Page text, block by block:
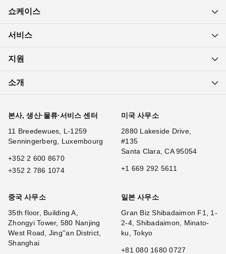
쇼케이스
서비스
지원
소개
본사, 생산·물류·서비스 센터
11 Breedewues, L-1259
Senningerberg, Luxembourg
+352 2 600 8670
+352 2 786 1074
미국 사무소
2880 Lakeside Drive,
#135
Santa Clara, CA 95054
+1 669 292 5611
중국 사무소
35th floor, Building A,
Zhongyi Tower, 580 Nanjing
West Road, Jing''an District,
Shanghai
일본 사무소
Gran Biz Shibadaimon F1, 1-
2-4, Shibadaimon, Minato-
ku, Tokyo
+81 080 1680 0727